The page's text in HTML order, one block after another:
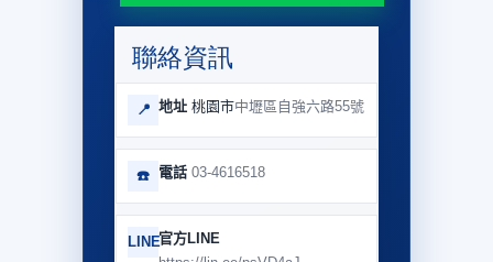
聯絡資訊
📍 地址 桃園市中壢區自強六路55號
☎️ 電話 03-4616518
LINE官方LINE